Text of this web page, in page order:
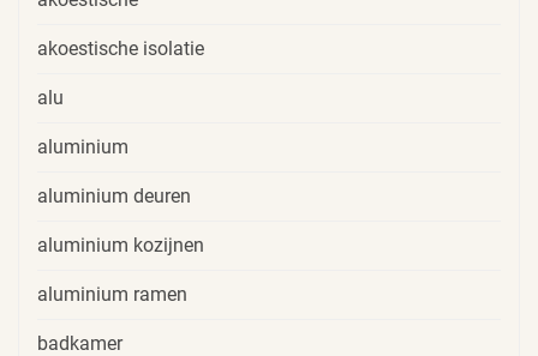
akoestische isolatie
alu
aluminium
aluminium deuren
aluminium kozijnen
aluminium ramen
badkamer